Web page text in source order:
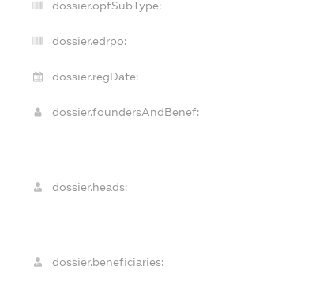
dossier.opfSubType:
dossier.edrpo:
dossier.regDate:
dossier.foundersAndBenef:
dossier.heads:
dossier.beneficiaries: